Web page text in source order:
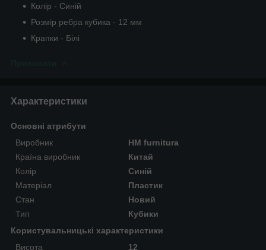
Колір - Синій
Розмір ребра кубика - 12 мм
Крапки - Білі
Характеристики
Основні атрибути
Виробник
HM furnitura
Країна виробник
Китай
Колір
Синій
Матеріал
Пластик
Стан
Новий
Тип
Кубики
Користувальницькі характеристики
Висота
12